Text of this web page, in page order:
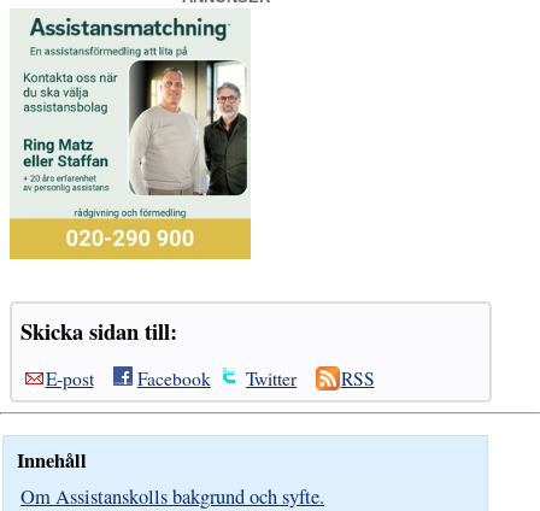
Skicka sidan till:
E-post Facebook Twitter RSS
Innehåll
Om Assistanskolls bakgrund och syfte.